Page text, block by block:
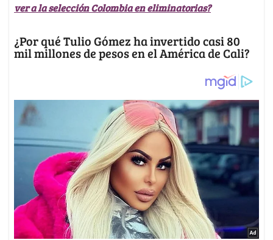
ver a la selección Colombia en eliminatorias?
¿Por qué Tulio Gómez ha invertido casi 80
mil millones de pesos en el América de Cali?